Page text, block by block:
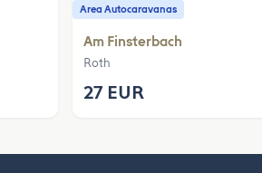
Area Autocaravanas
Am Finsterbach
Roth
27 EUR